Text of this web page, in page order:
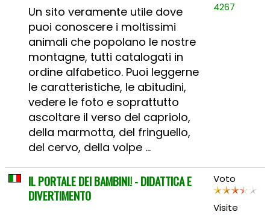
Un sito veramente utile dove
puoi conoscere i moltissimi
animali che popolano le nostre
montagne, tutti catalogati in
ordine alfabetico. Puoi leggerne
le caratteristiche, le abitudini,
vedere le foto e soprattutto
ascoltare il verso del capriolo,
della marmotta, del fringuello,
del cervo, della volpe ...
4267
IL PORTALE DEI BAMBINI! - DIDATTICA E
DIVERTIMENTO
Voto
Visite